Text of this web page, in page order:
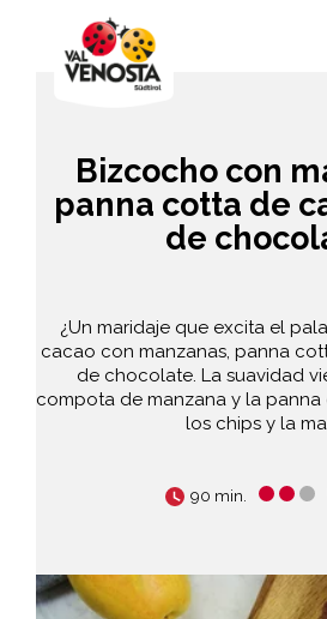
Bizcocho con
panna cotta de
de
¿Un maridaje que excita el
cacao con manzanas, panna
de chocolate. La suavidad
compota de manzana y la
los chips y la
90 min.